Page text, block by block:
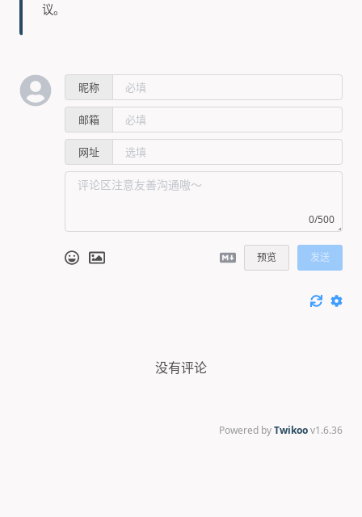
议。
昵称
邮箱
网址
0/500
预览 发送
没有评论
Powered byTwikoov1.6.36